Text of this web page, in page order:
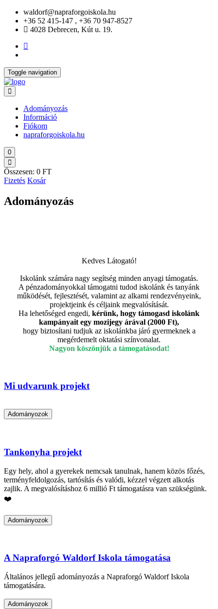
waldorf@napraforgoiskola.hu
+36 52 415-147 , +36 70 947-8527
4028 Debrecen, Kút u. 19.
Toggle navigation
Adományozás
Információ
Fiókom
napraforgoiskola.hu
0
Összesen: 0 FT
Fizetés Kosár
Adományozás
Kedves Látogató!
Iskolánk számára nagy segítség minden anyagi támogatás.
A pénzadományokkal támogatni tudod iskolánk és tanyánk
működését, fejlesztését, valamint az alkami rendezvényeink,
projektjeink és céljaink megvalósítását.
Ha lehetőséged engedi, kérünk, hogy támogasd iskolánk
kampányait egy mozijegy árával (2000 Ft),
hogy biztosítani tudjuk az iskolánkba járó gyermeknek a
megérdemelt oktatási színvonalat.
Nagyon köszönjük a támogatásodat!
Mi udvarunk projekt
Adományozok
Tankonyha projekt
Egy hely, ahol a gyerekek nemcsak tanulnak, hanem közös főzés,
terményfeldolgozás, tartósítás és valódi, kézzel végzett alkotás
zajlik. A megvalósításhoz 6 millió Ft támogatásra van szükségünk.
❤️
Adományozok
A Napraforgó Waldorf Iskola támogatása
Általános jellegű adományozás a Napraforgó Waldorf Iskola
támogatására.
Adományozok